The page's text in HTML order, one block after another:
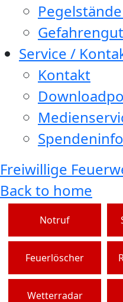
Service /
Kontakt
Freiwillige
Back to home
Notruf
Feuerlöscher
Wetterradar